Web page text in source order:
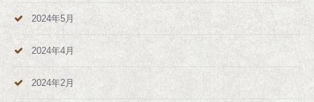
2024年5月
2024年4月
2024年2月